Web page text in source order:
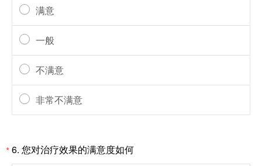
满意
一般
不满意
非常不满意
*6. 您对治疗效果的满意度如何